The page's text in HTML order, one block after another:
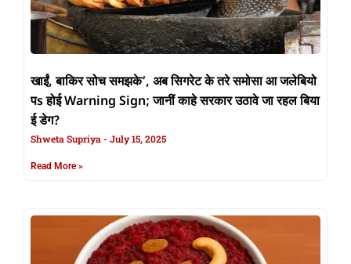
खाईं, बाकिर सोच समझके’, अब सिगरेट के तरे समोसा आ जलेबियो
पs होई Warning Sign; जानीं काहे सरकार उठावे जा रहल बिया
ई डेग?
Shweta Supriya July 15, 2025
Read More »